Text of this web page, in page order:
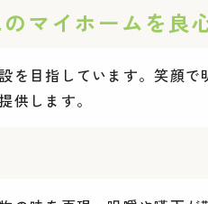
マイホームを良
を目指しています。笑顔
供します。